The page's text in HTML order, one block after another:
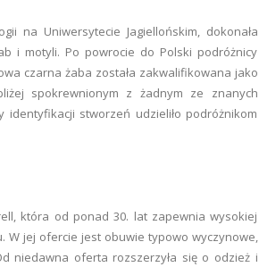
na Uniwersytecie Jagiellońskim, dokonała
i motyli. Po powrocie do Polski podróżnicy
czarna żaba została zakwalifikowana jako
spokrewnionym z żadnym ze znanych
identyfikacji stworzeń udzieliło podróżnikom
która od ponad 30. lat zapewnia wysokiej
W jej ofercie jest obuwie typowo wyczynowe,
niedawna oferta rozszerzyła się o odzież i